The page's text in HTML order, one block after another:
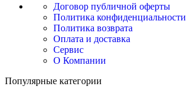
Договор публичной оферты
Политика конфиденциальности
Политика возврата
Оплата и доставка
Сервис
О Компании
Популярные категории